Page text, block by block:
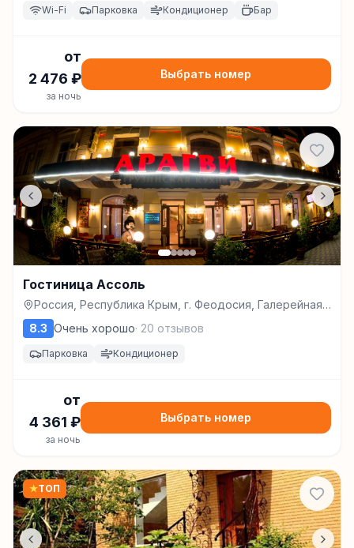
Wi-Fi Парковка Кондиционер Бар
от
2 476 ₽
за ночь
Выбрать номер
Гостиница Ассоль
Россия, Республика Крым, г. Феодосия, Галерейная
ул., д. 5А, Феодосия
8.3 Очень хорошо· 20 отзывов
Парковка Кондиционер
от
4 361 ₽
за ночь
Выбрать номер
★ТОП